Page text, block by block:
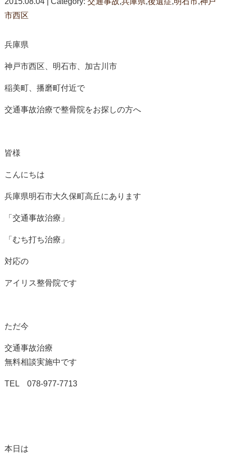
市西区
兵庫県
神戸市西区、明石市、加古川市
稲美町、播磨町付近で
交通事故治療で整骨院をお探しの方へ
皆様
こんにちは
兵庫県明石市大久保町高丘にあります
「交通事故治療」
「むち打ち治療」
対応の
アイリス整骨院です
ただ今
交通事故治療
無料相談実施中です
TEL 078-977-7713
本日は